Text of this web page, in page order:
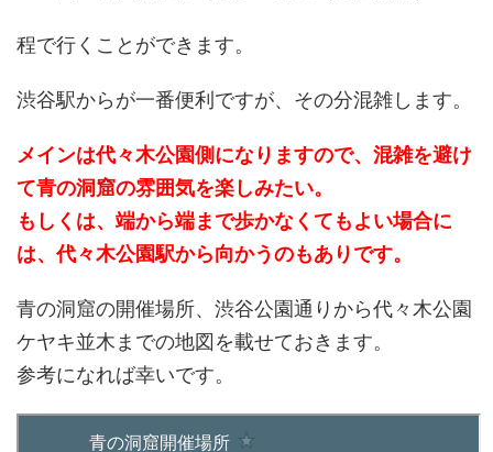
程で行くことができます。
渋谷駅からが一番便利ですが、その分混雑します。
メインは代々木公園側になりますので、混雑を避け
て青の洞窟の雰囲気を楽しみたい。
もしくは、端から端まで歩かなくてもよい場合に
は、代々木公園駅から向かうのもありです。
青の洞窟の開催場所、渋谷公園通りから代々木公園
ケヤキ並木までの地図を載せておきます。
参考になれば幸いです。